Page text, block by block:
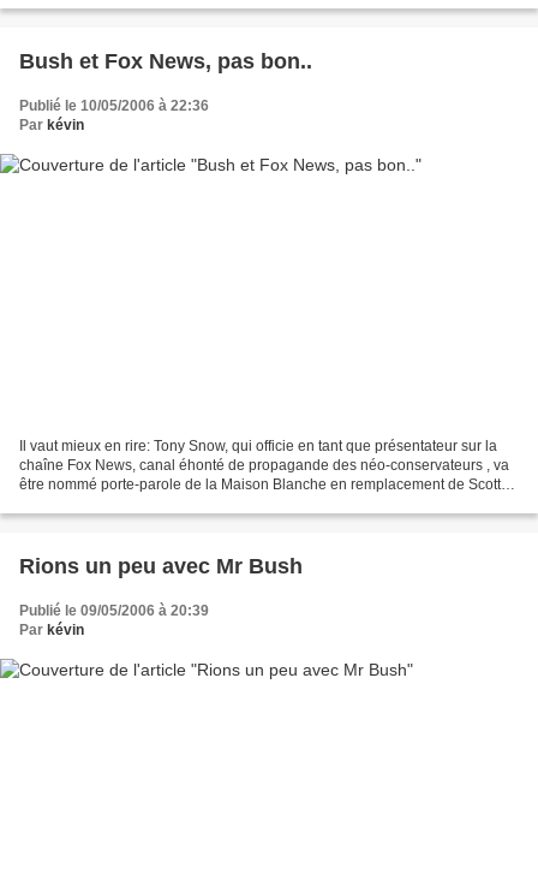
Bush et Fox News, pas bon..
Publié le 10/05/2006 à 22:36
Par kévin
Il vaut mieux en rire: Tony Snow, qui officie en tant que présentateur sur la
chaîne Fox News, canal éhonté de propagande des néo-conservateurs , va
être nommé porte-parole de la Maison Blanche en remplacement de Scott
Rions un peu avec Mr Bush
Publié le 09/05/2006 à 20:39
Par kévin